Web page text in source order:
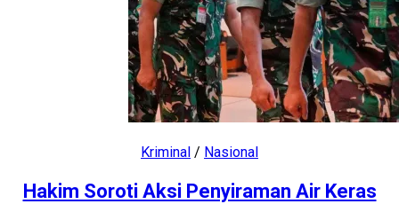
Kriminal / Nasional
Hakim Soroti Aksi Penyiraman Air Keras